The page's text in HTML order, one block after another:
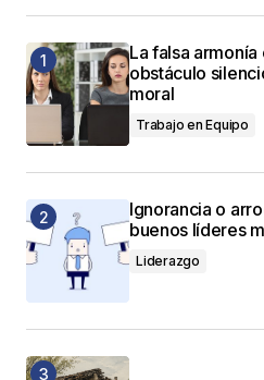
La falsa
obstáculo
moral
Trabajo en Equipo
Ignorancia o
buenos líderes
Liderazgo